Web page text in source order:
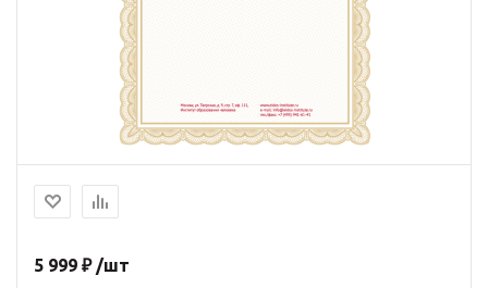
5 999 ₽ /шт